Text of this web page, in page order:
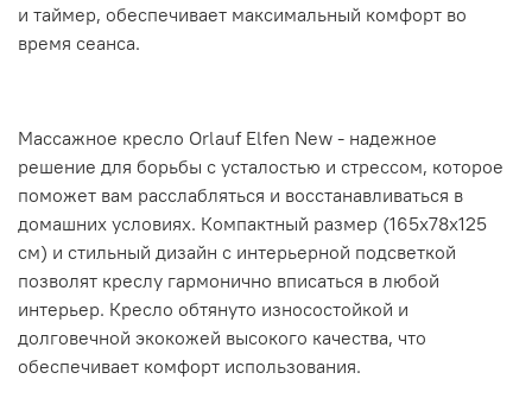
и таймер, обеспечивает максимальный комфорт во
время сеанса.
Массажное кресло Orlauf Elfen New - надежное
решение для борьбы с усталостью и стрессом, которое
поможет вам расслабляться и восстанавливаться в
домашних условиях. Компактный размер (165x78x125
см) и стильный дизайн с интерьерной подсветкой
позволят креслу гармонично вписаться в любой
интерьер. Кресло обтянуто износостойкой и
долговечной экокожей высокого качества, что
обеспечивает комфорт использования.